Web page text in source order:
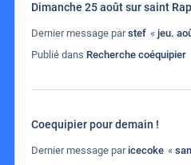
Dimanche 25 août sur saint
Dernier message parstef « jeu.
Publié dans Recherche coéquipier
Coequipier pour demain !
Dernier message paricecoke «